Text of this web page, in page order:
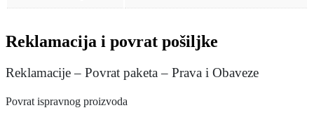
Reklamacija i povrat pošiljke
Reklamacije – Povrat paketa – Prava i Obaveze
Povrat ispravnog proizvoda